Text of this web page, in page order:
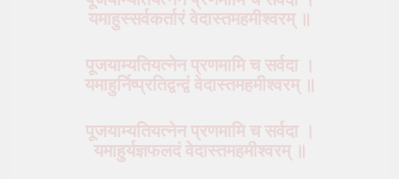
यमाहुस्सर्वकर्तारं वेदास्तमहमीश्वरम् ॥
पूजयाम्यतियत्नेन प्रणमामि च सर्वदा ।
यमाहुर्निष्प्रतिद्वन्द्वं वेदास्तमहमीश्वरम् ॥
पूजयाम्यतियत्नेन प्रणमामि च सर्वदा ।
यमाहुर्यज्ञफलदं वेदास्तमहमीश्वरम् ॥